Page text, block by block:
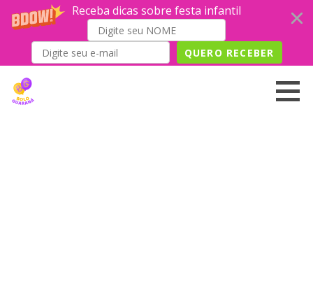
Receba dicas sobre festa infantil
QUERO RECEBER
content